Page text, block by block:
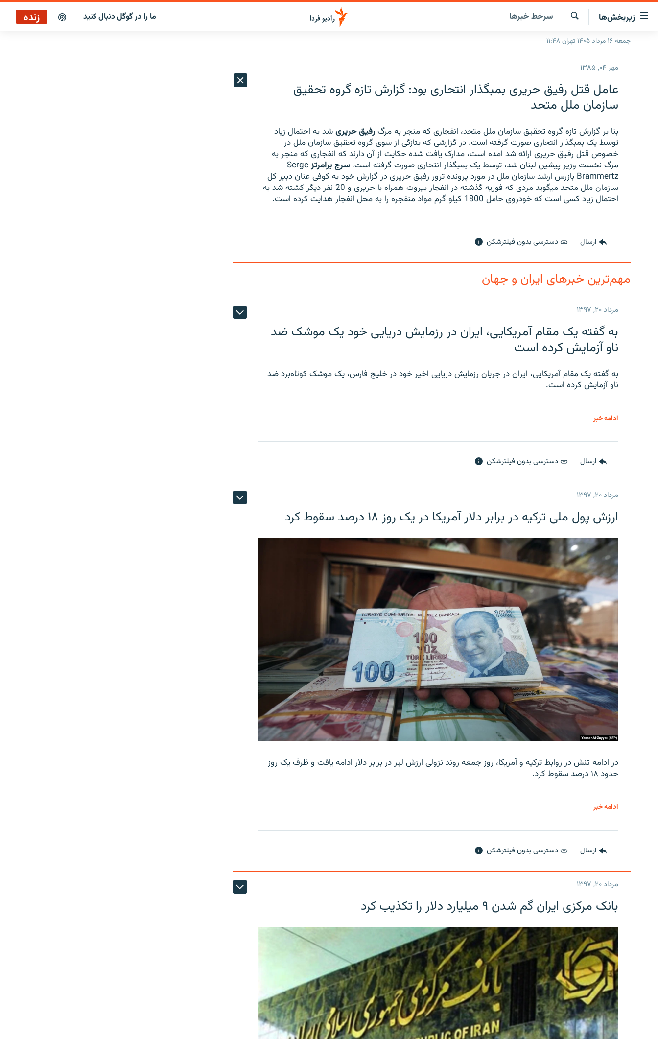
لینک‌های
قابلیت
دسترسی
زیربخش‌ها
صفحه اصلی
انتخاب کنید و بشنوید
برنامه‌های رادیویی
فرکانس‌ها
چندرسانه‌ای
گزارش‌های تصویری
گزارش‌های ویدئویی
جستجو
سرخط‌ خبرها ما را در گوگل دنبال کنید زنده
جمعه ۱۶ مرداد ۱۴۰۵ تهران ۱۱:۴۸
مهر ۰۴, ۱۳۸۵
عامل قتل رفیق حریری بمبگذار انتحاری بود: گزارش تازه گروه تحقیق
سازمان ملل متحد
بنا بر گزارش تازه گروه تحقیق سازمان ملل متحد، انفجاری که منجر به مرگرفیق حریریشد به احتمال زیاد
توسط یک بمبگذار انتحاری صورت گرفته است. در گزارشی که بتازگی از سوی گروه تحقیق سازمان ملل در
خصوص قتل رفیق حریری ارائه شد امده است، مدارک یافت شده حکایت از آن دارند که انفجاری که منجر به
مرگ نخست وزیر پیشین لبنان شد، توسط یک بمبگذار انتحاری صورت گرفته است.سرج برامرتزSerge
Brammertz بازرس ارشد سازمان ملل در مورد پرونده ترور رفیق حریری در گزارش خود به کوفی عنان دبیر کل
سازمان ملل متحد میگوید مردی که فوریه گذشته در انفجار بیروت همراه با حریری و 20 نفر دیگر کشته شد به
احتمال زیاد کسی است که خودروی حامل 1800 کیلو گرم مواد منفجره را به محل انفجار هدایت کرده است.
ارسال دسترسی بدون فیلترشکن
مهم‌ترین خبرهای ایران و جهان
مرداد ۲۰, ۱۳۹۷
به گفته یک مقام آمریکایی، ایران در رزمایش دریایی خود یک موشک ضد
ناو آزمایش کرده است
به گفته یک مقام آمریکایی، ایران در جریان رزمایش دریایی اخیر خود در خلیج فارس، یک موشک کوتاه‌برد ضد
ناو آزمایش کرده است.
ادامه خبر
ارسال دسترسی بدون فیلترشکن
مرداد ۲۰, ۱۳۹۷
ارزش پول ملی ترکیه در برابر دلار آمریکا در یک روز ۱۸ درصد سقوط کرد
در ادامه تنش در روابط ترکیه و آمریکا، روز جمعه روند نزولی ارزش لیر در برابر دلار ادامه یافت و ظرف یک روز
حدود ۱۸ درصد سقوط کرد.
ادامه خبر
ارسال دسترسی بدون فیلترشکن
مرداد ۲۰, ۱۳۹۷
بانک مرکزی ایران گم شدن ۹ میلیارد دلار را تکذیب کرد